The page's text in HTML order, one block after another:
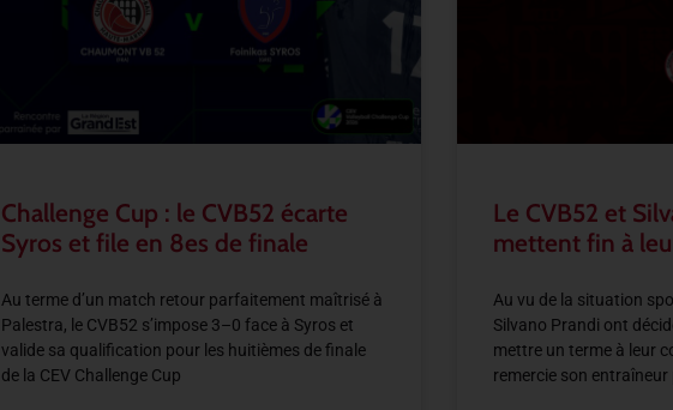
Challenge Cup : le CVB52 écarte
Syros et file en 8es de finale
Au terme d’un match retour parfaitement maîtrisé à
Palestra, le CVB52 s’impose 3–0 face à Syros et
valide sa qualification pour les huitièmes de finale
de la CEV Challenge Cup
Le CVB52 et
mettent fin à
Au vu de la situation
Silvano Prandi ont
mettre un terme à leur
remercie son entraîneur